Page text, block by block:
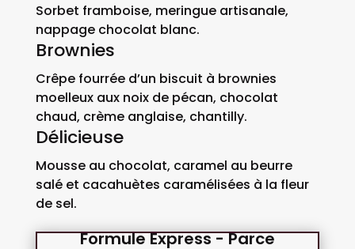
Sorbet framboise, meringue artisanale,
nappage chocolat blanc.
Brownies
Crêpe fourrée d’un biscuit à brownies
moelleux aux noix de pécan, chocolat
chaud, crème anglaise, chantilly.
Délicieuse
Mousse au chocolat, caramel au beurre
salé et cacahuètes caramélisées à la fleur
de sel.
Formule Express - Parce